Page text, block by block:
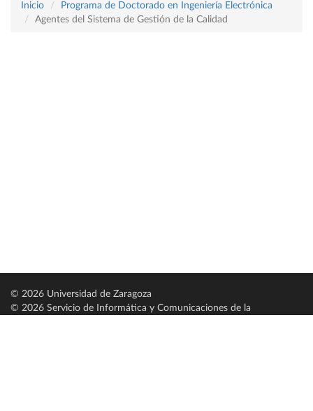
Inicio
Programa de Doctorado en Ingeniería Electrónica
Agentes del Sistema de Gestión de la Calidad
© 2026 Universidad de Zaragoza
© 2026 Servicio de Informática y Comunicaciones de la